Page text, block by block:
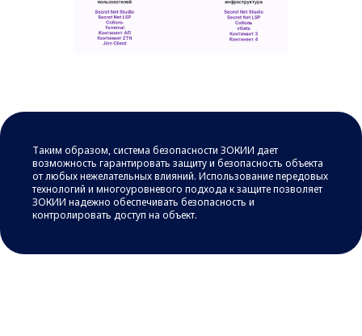
Таким образом, система безопасности ЗОКИИ дает
возможность гарантировать защиту и безопасность объекта
от любых нежелательных влияний. Использование передовых
технологий и многоуровневого подхода к защите позволяет
ЗОКИИ надежно обеспечивать безопасность и
контролировать доступ на объект.
Центр стратегического
планирования (ФМБА РФ)